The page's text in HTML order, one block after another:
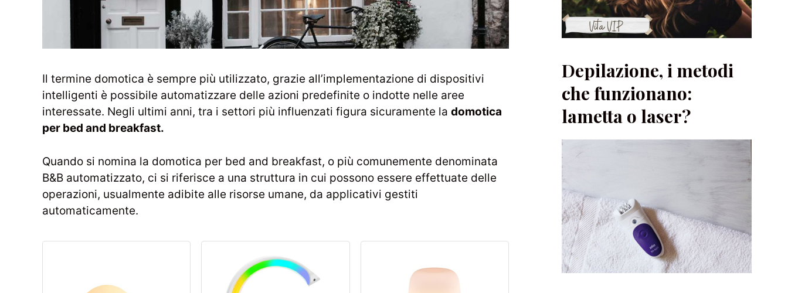
Il termine domotica è sempre più utilizzato, grazie all’implementazione di dispositivi
intelligenti è possibile automatizzare delle azioni predefinite o indotte nelle aree
interessate. Negli ultimi anni, tra i settori più influenzati figura sicuramente la domotica
per bed and breakfast.
Quando si nomina la domotica per bed and breakfast, o più comunemente denominata
B&B automatizzato, ci si riferisce a una struttura in cui possono essere effettuate delle
operazioni, usualmente adibite alle risorse umane, da applicativi gestiti
automaticamente.
Depilazione, i metodi
che funzionano:
lametta o laser?